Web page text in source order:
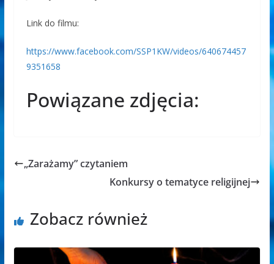
Link do filmu:
https://www.facebook.com/SSP1KW/videos/640674457
9351658
Powiązane zdjęcia:
„Zarażamy” czytaniem
Konkursy o tematyce religijnej
Zobacz również